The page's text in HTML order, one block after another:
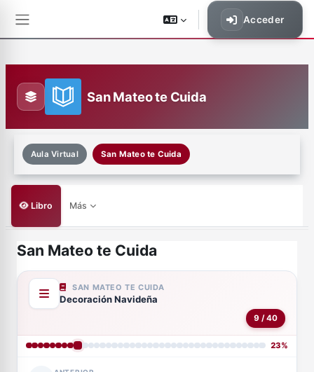
Acceder
San Mateo te Cuida
Aula Virtual San Mateo te Cuida
Libro Más
San Mateo te Cuida
Requisitos de finalización
SAN MATEO TE CUIDA
Decoración Navideña
9 / 40
23%